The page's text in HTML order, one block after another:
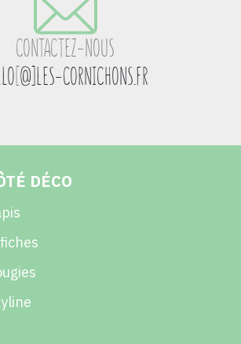
CONTACTEZ-NOUS
[@]LES-CORNICHONS.FR
DÉCO